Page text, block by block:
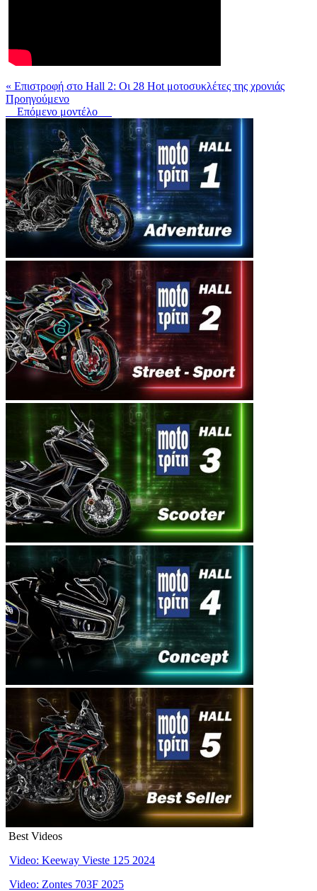
« Επιστροφή στο Hall 2: Οι 28 Hot μοτοσυκλέτες της χρονιάς
Προηγούμενο
Επόμενο μοντέλο
Best Videos
Video: Keeway Vieste 125 2024
Video: Zontes 703F 2025